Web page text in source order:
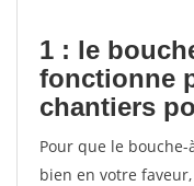
1 : le
fonctionne
chantiers
Pour que le
bien en votre